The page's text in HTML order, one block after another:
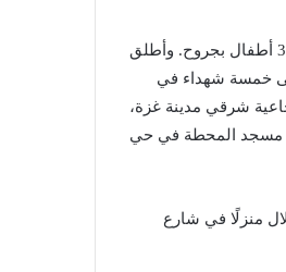
كذلك تسبّب إطلاق الاحتلال الرصاص في منطقة الشاكوش، شمال غرب مدينة رفح، إلى إصابة 3 أطفال بجروح. وأطلق
خمسة شهداء في
شرقي مدينة غزة،
مسجد المحطة في حي
منزلًا في شارع